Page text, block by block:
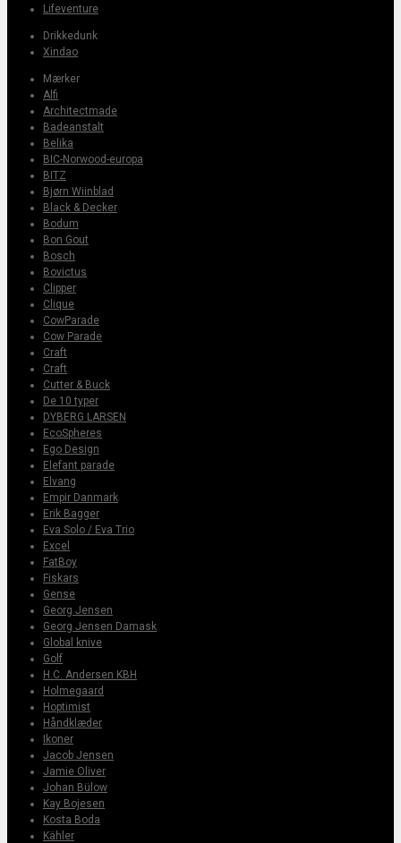
Lifeventure
Drikkedunk
Xindao
Mærker
Alfi
Architectmade
Badeanstalt
Belika
BIC-Norwood-europa
BITZ
Bjørn Wiinblad
Black & Decker
Bodum
Bon Gout
Bosch
Bovictus
Clipper
Clique
CowParade
Cow Parade
Craft
Craft
Cutter & Buck
De 10 typer
DYBERG LARSEN
EcoSpheres
Ego Design
Elefant parade
Elvang
Empir Danmark
Erik Bagger
Eva Solo / Eva Trio
Excel
FatBoy
Fiskars
Gense
Georg Jensen
Georg Jensen Damask
Global knive
Golf
H.C. Andersen KBH
Holmegaard
Hoptimist
Håndklæder
Ikoner
Jacob Jensen
Jamie Oliver
Johan Bülow
Kay Bojesen
Kosta Boda
Kähler